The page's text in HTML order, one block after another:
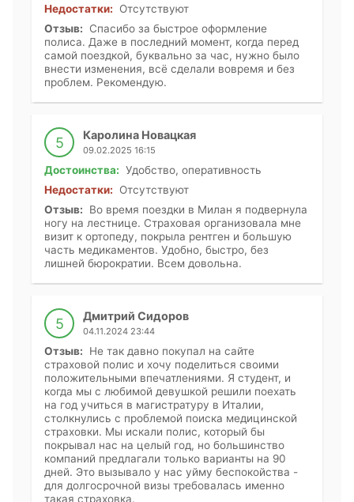
Недостатки:
Отсутствуют
Отзыв:
Спасибо за быстрое оформление
полиса. Даже в последний момент, когда перед
самой поездкой, буквально за час, нужно было
внести изменения, всё сделали вовремя и без
проблем. Рекомендую.
5 Каролина Новацкая
09.02.2025 16:15
Достоинства: Удобство, оперативность
Недостатки:
Отсутствуют
Отзыв:
Во время поездки в Милан я подвернула
ногу на лестнице. Страховая организовала мне
визит к ортопеду, покрыла рентген и большую
часть медикаментов. Удобно, быстро, без
лишней бюрократии. Всем довольна.
5 Дмитрий Сидоров
04.11.2024 23:44
Отзыв:
Не так давно покупал на сайте
страховой полис и хочу поделиться своими
положительными впечатлениями. Я студент, и
когда мы с любимой девушкой решили поехать
на год учиться в магистратуру в Италии,
столкнулись с проблемой поиска медицинской
страховки. Мы искали полис, который бы
покрывал нас на целый год, но большинство
компаний предлагали только варианты на 90
дней. Это вызывало у нас уйму беспокойства -
для долгосрочной визы требовалась именно
такая страховка.